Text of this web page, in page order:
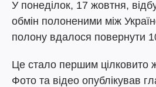
У понеділок, 17 жовтня,
обмін полоненими між
полону вдалося повернути
Це стало першим цілковито
Фото та відео опублікував